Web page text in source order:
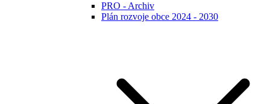
PRO - Archiv
Plán rozvoje obce 2024 - 2030